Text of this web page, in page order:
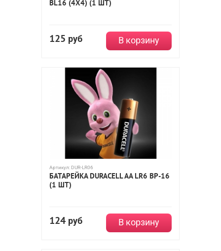
BL16 (4X4) (1 ШТ)
125 руб В корзину
Артикул: DUR-LR06
БАТАРЕЙКА DURACELL AA LR6 BP-16
(1 ШТ)
124 руб В корзину